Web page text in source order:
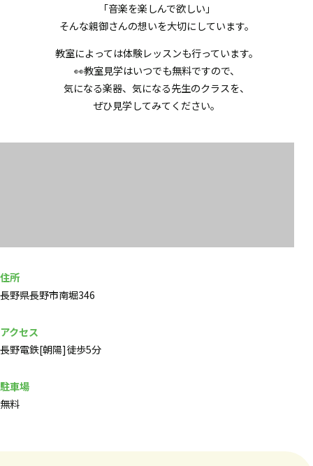
「音楽を楽しんで欲しい」
そんな親御さんの想いを大切にしています。
教室によっては体験レッスンも行っています。
👀教室見学はいつでも無料ですので、
気になる楽器、気になる先生のクラスを、
ぜひ見学してみてください。
住所
長野県長野市南堀346
アクセス
長野電鉄[朝陽]徒歩5分
駐車場
無料